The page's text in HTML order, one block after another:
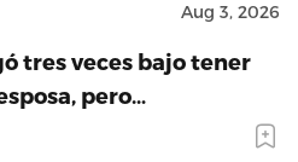
Aug 3, 2026
tres veces bajo tener
pero…